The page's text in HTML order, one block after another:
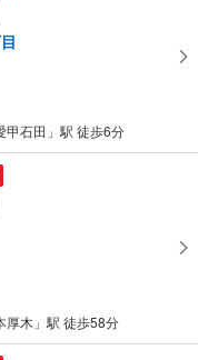
甲石田」駅 徒歩6分
厚木」駅 徒歩58分